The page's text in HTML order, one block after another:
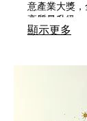
意產業大獎
高質量升級。
顯示更多